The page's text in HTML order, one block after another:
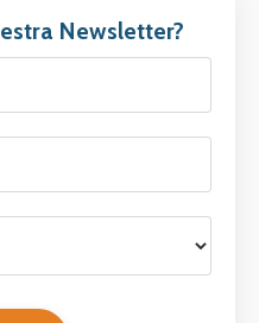
Newsletter?